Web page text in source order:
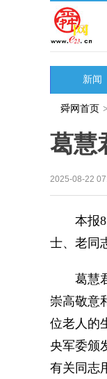
新闻
舜网首页 >
葛慧
2025-08-22
本报8月
士、老同
葛慧君
崇高敬意
位老人的
央军委颁
有关同志